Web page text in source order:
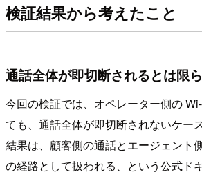
検証結果から考えたこと
通話全体が即切断されるとは限
今回の検証では、オペレーター側の
ても、通話全体が即切断されないケー
結果は、顧客側の通話とエージェント
の経路として扱われる、という公式ド